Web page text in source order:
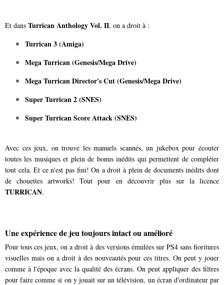
Et dans Turrican Anthology Vol. II, on a droit à :
Turrican 3 (Amiga)
Mega Turrican (Genesis/Mega Drive)
Mega Turrican Director's Cut (Genesis/Mega Drive)
Super Turrican 2 (SNES)
Super Turrican Score Attack (SNES)
Avec ces jeux, on trouve les manuels scannés, un jukebox pour écouter
toutes les musiques et plein de bonus inédits qui permettent de compléter
tout cela. Et ce n'est pas fini! On a droit à plein de documents inédits dont
de chouettes artworks! Tout pour en découvrir plus sur la licence
TURRICAN.
Une expérience de jeu toujours intact ou amélioré
Pour tous ces jeux, on a droit à des versions émulées sur PS4 sans fioritures
visuelles mais on a droit à des nouveautés pour ces titres. On peut y jouer
comme à l'époque avec la qualité des écrans. On peut appliquer des filtres
pour faire comme si on y jouait sur un télévision, un écran d'ordinateur par